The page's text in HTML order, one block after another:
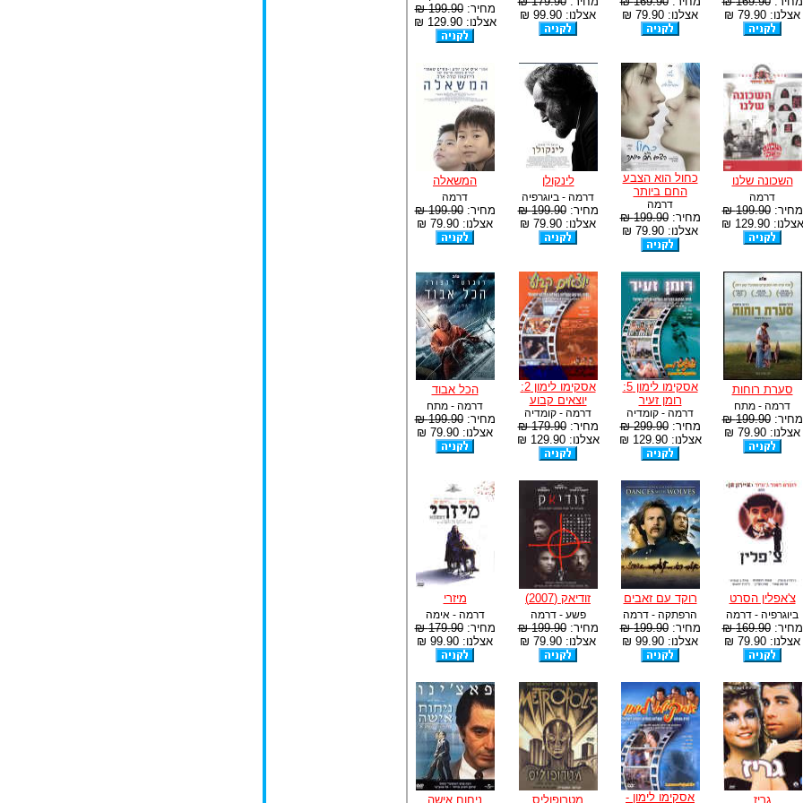
אצלנו: 79.90 ₪
אצלנו: 79.90 ₪
אצלנו: 99.90 ₪
מחיר:199.90 ₪
אצלנו: 129.90 ₪
השכונה שלנו
דרמה
מחיר:199.90 ₪
אצלנו: 129.90 ₪
כחול הוא הצבע
החם ביותר
דרמה
מחיר:199.90 ₪
אצלנו: 79.90 ₪
לינקולן
דרמה - ביוגרפיה
מחיר:199.90 ₪
אצלנו: 79.90 ₪
המשאלה
דרמה
מחיר:199.90 ₪
אצלנו: 79.90 ₪
סערת רוחות
דרמה - מתח
מחיר:199.90 ₪
אצלנו: 79.90 ₪
אסקימו לימון 5:
רומן זעיר
דרמה - קומדיה
מחיר:299.90 ₪
אצלנו: 129.90 ₪
אסקימו לימון 2:
יוצאים קבוע
דרמה - קומדיה
מחיר:179.90 ₪
אצלנו: 129.90 ₪
הכל אבוד
דרמה - מתח
מחיר:199.90 ₪
אצלנו: 79.90 ₪
צ'אפלין הסרט
ביוגרפיה - דרמה
מחיר:169.90 ₪
אצלנו: 79.90 ₪
רוקד עם זאבים
הרפתקה - דרמה
מחיר:199.90 ₪
אצלנו: 99.90 ₪
זודיאק (2007)
פשע - דרמה
מחיר:199.90 ₪
אצלנו: 79.90 ₪
מיזרי
דרמה - אימה
מחיר:179.90 ₪
אצלנו: 99.90 ₪
גריז אסקימו לימון - מטרופוליס ניחוח אישה